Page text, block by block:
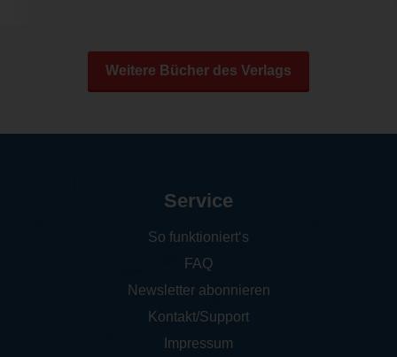
Weitere Bücher des Verlags
Service
So funktioniert‘s
FAQ
Newsletter abonnieren
Kontakt/Support
Impressum